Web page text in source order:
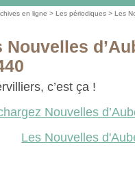
en ligne >Les périodiques >Les
Nouvelles
c’est ça !
Nouvelles
Les Nouvelles